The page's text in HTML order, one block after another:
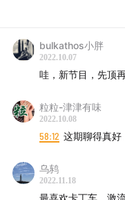
文化中心海报展，城
夜现场五大版块，将
2022城市文化节专题
营者，城市创想家，
艺术对商业空间的赋
交流，探索关于城市生
bulkathos小胖
2022.10.07
哇，新节目，先顶
粒粒-津津有味
2022.10.08
58:12 这期聊得真好
乌鸫
2022.11.18
最喜欢卡丁车，激